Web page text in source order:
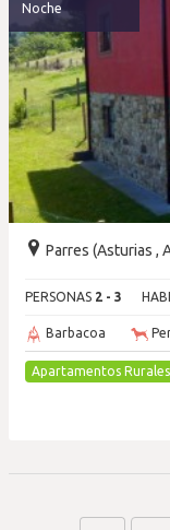
Noche
Parres (Asturias ,
PERSONAS 2 - 3
Barbacoa
Apartamentos Rurales